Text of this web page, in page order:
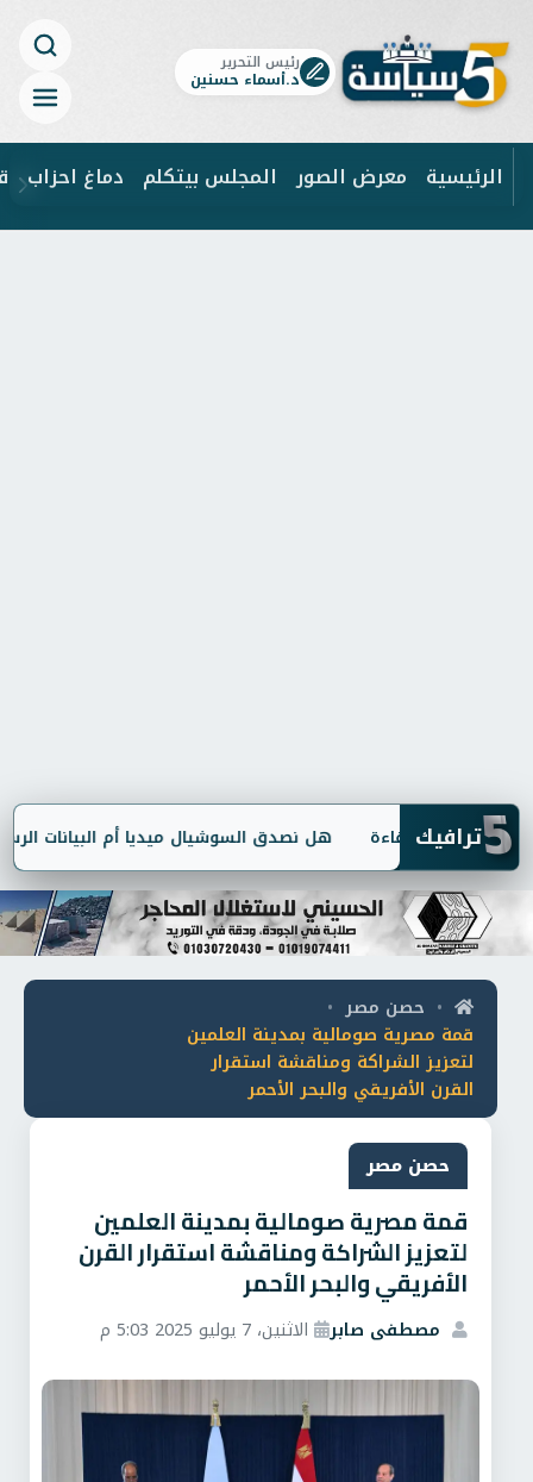
رئيس التحرير
د.أسماء حسنين
الرئيسية معرض الصور المجلس بيتكلم دماغ احزاب
5ترافيك هل نصدق السوشيال ميديا أم البيانات
• حصن مصر •
قمة مصرية صومالية بمدينة العلمين
لتعزيز الشراكة ومناقشة استقرار
القرن الأفريقي والبحر الأحمر
حصن مصر
قمة مصرية صومالية بمدينة العلمين
لتعزيز الشراكة ومناقشة استقرار القرن
الأفريقي والبحر الأحمر
مصطفى صابر الاثنين، 7 يوليو 2025 5:03 م